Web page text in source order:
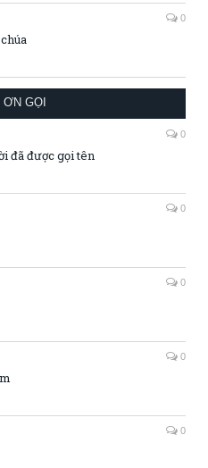
0
ƠN GỌI
0
đã được gọi tên
0
0
0
0